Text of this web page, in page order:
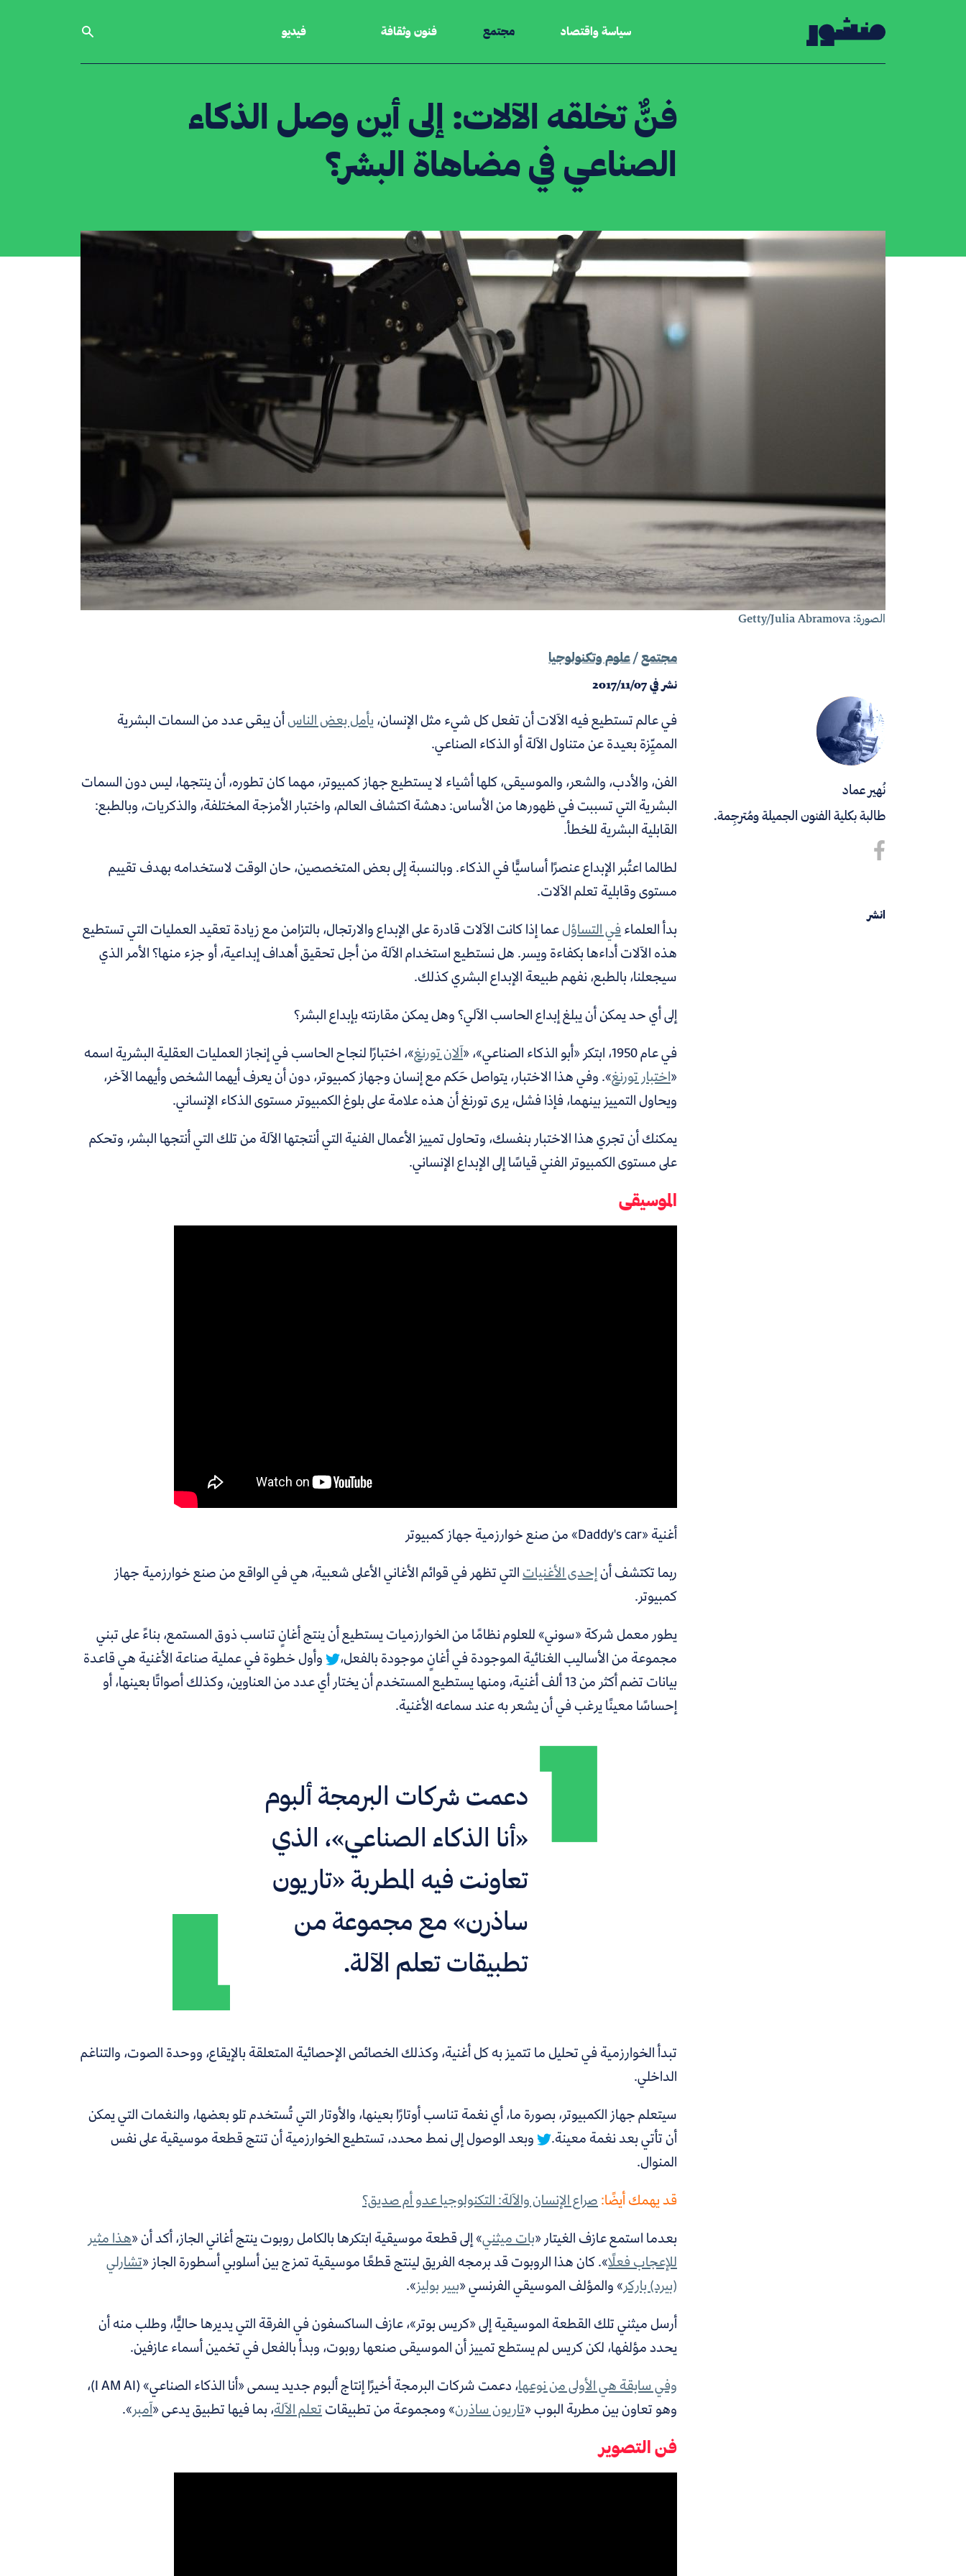
الصفحة الرئيسية سياسة واقتصاد مجتمع فنون وثقافة فيديو
فنٌّ تخلقه الآلات: إلى أين وصل الذكاء
الصناعي في مضاهاة البشر؟
الصورة: Getty/Julia Abramova
نُهير عماد
طالبة بكلية الفنون الجميلة ومُترجِمة.
انشر
مجتمع/علوم وتكنولوجيا
نشر في2017/11/07
في عالم تستطيع فيه الآلات أن تفعل كل شيء مثل الإنسان،يأمل بعض الناسأن يبقى عدد من السمات البشرية
المميِّزة بعيدة عن متناول الآلة أو الذكاء الصناعي.
الفن، والأدب، والشعر، والموسيقى، كلها أشياء لا يستطيع جهاز كمبيوتر، مهما كان تطوره، أن ينتجها، ليس دون السمات
البشرية التي تسببت في ظهورها من الأساس: دهشة اكتشاف العالم، واختبار الأمزجة المختلفة، والذكريات، وبالطبع:
القابلية البشرية للخطأ.
لطالما اعتُبر الإبداع عنصرًا أساسيًّا في الذكاء. وبالنسبة إلى بعض المتخصصين، حان الوقت لاستخدامه بهدف تقييم
مستوى وقابلية تعلم الآلات.
بدأ العلماءفي التساؤلعما إذا كانت الآلات قادرة على الإبداع والارتجال، بالتزامن مع زيادة تعقيد العمليات التي تستطيع
هذه الآلات أداءها بكفاءة ويسر. هل نستطيع استخدام الآلة من أجل تحقيق أهداف إبداعية، أو جزء منها؟ الأمر الذي
سيجعلنا، بالطبع، نفهم طبيعة الإبداع البشري كذلك.
إلى أي حد يمكن أن يبلغ إبداع الحاسب الآلي؟ وهل يمكن مقارنته بإبداع البشر؟
في عام 1950، ابتكر «أبو الذكاء الصناعي»، «
آلان تورنغ»، اختبارًا لنجاح الحاسب في إنجاز العمليات العقلية البشرية اسمه
«اختبار تورنغ». وفي هذا الاختبار، يتواصل حَكم مع إنسان وجهاز كمبيوتر، دون أن يعرف أيهما الشخص وأيهما الآخر،
ويحاول التمييز بينهما، فإذا فشل، يرى تورنغ أن هذه علامة على بلوغ الكمبيوتر مستوى الذكاء الإنساني.
يمكنك أن تجري هذا الاختبار بنفسك، وتحاول تمييز الأعمال الفنية التي أنتجتها الآلة من تلك التي أنتجها البشر، وتحكم
على مستوى الكمبيوتر الفني قياسًا إلى الإبداع الإنساني.
الموسيقى
أغنية «Daddy's car» من صنع خوارزمية جهاز كمبيوتر
ربما تكتشف أنإحدى الأغنياتالتي تظهر في قوائم الأغاني الأعلى شعبية، هي في الواقع من صنع خوارزمية جهاز
كمبيوتر.
يطور معمل شركة «سوني» للعلوم نظامًا من الخوارزميات يستطيع أن ينتج أغانٍ تناسب ذوق المستمع، بناءً على تبني
مجموعة من الأساليب الغنائية الموجودة في أغانٍ موجودة بالفعل،
وأول خطوة في عملية صناعة الأغنية هي قاعدة
بيانات تضم أكثر من 13 ألف أغنية، ومنها يستطيع المستخدم أن يختار أي عدد من العناوين، وكذلك أصواتًا بعينها، أو
إحساسًا معينًا يرغب في أن يشعر به عند سماعه الأغنية.
دعمت شركات البرمجة ألبوم
«أنا الذكاء الصناعي»، الذي
تعاونت فيه المطربة «تاريون
ساذرن» مع مجموعة من
تطبيقات تعلم الآلة.
تبدأ الخوارزمية في تحليل ما تتميز به كل أغنية، وكذلك الخصائص الإحصائية المتعلقة بالإيقاع، ووحدة الصوت، والتناغم
الداخلي.
سيتعلم جهاز الكمبيوتر، بصورة ما، أي نغمة تناسب أوتارًا بعينها، والأوتار التي تُستخدم تلو بعضها، والنغمات التي يمكن
أن تأتي بعد نغمة معينة.
وبعد الوصول إلى نمط محدد، تستطيع الخوارزمية أن تنتج قطعة موسيقية على نفس
المنوال.
قد يهمك أيضًا:صراع الإنسان والآلة: التكنولوجيا عدو أم صديق؟
بعدما استمع عازف الغيتار «بات ميثني» إلى قطعة موسيقية ابتكرها بالكامل روبوت ينتج أغاني الجاز، أكد أن «هذا مثير
للإعجاب فعلًا». كان هذا الروبوت قد برمجه الفريق لينتج قطعًا موسيقية تمزج بين أسلوبي أسطورة الجاز «تشارلي
(بيرد) باركر» والمؤلف الموسيقي الفرنسي «بيير بوليز».
أرسل ميثني تلك القطعة الموسيقية إلى «كريس بوتر»، عازف الساكسفون في الفرقة التي يديرها حاليًّا، وطلب منه أن
يحدد مؤلفها، لكن كريس لم يستطع تمييز أن الموسيقى صنعها روبوت، وبدأ بالفعل في تخمين أسماء عازفين.
وفي سابقة هي الأولى من نوعها
، دعمت شركات البرمجة أخيرًا إنتاج ألبوم جديد يسمى «أنا الذكاء الصناعي» (I AM AI)،
وهو تعاون بين مطربة البوب «تاريون ساذرن» ومجموعة من تطبيقاتتعلم الآلة، بما فيها تطبيق يدعى «آمبر».
فن التصوير